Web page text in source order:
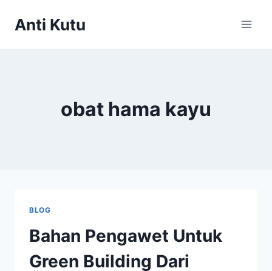
Anti Kutu
obat hama kayu
BLOG
Bahan Pengawet Untuk
Green Building Dari